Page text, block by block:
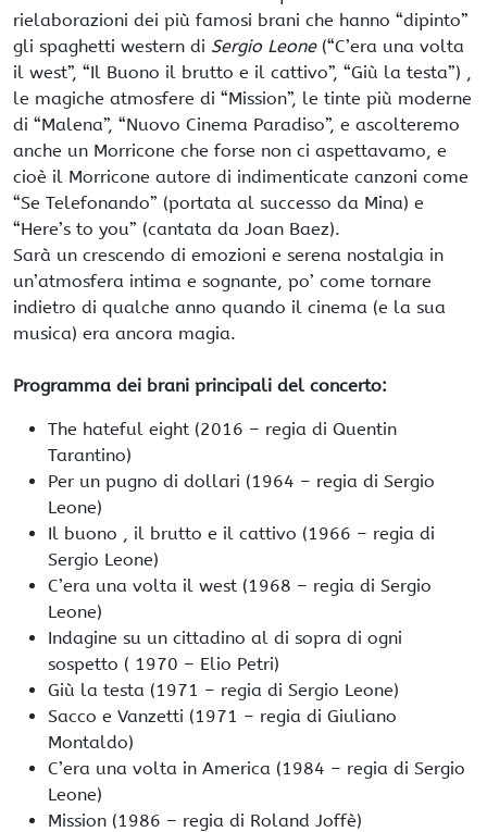
rielaborazioni dei più famosi brani che hanno “dipinto”
gli spaghetti western di Sergio Leone(“C’era una volta
il west”, “Il Buono il brutto e il cattivo”, “Giù la testa”) ,
le magiche atmosfere di “Mission”, le tinte più moderne
di “Malena”, “Nuovo Cinema Paradiso”, e ascolteremo
anche un Morricone che forse non ci aspettavamo, e
cioè il Morricone autore di indimenticate canzoni come
“Se Telefonando” (portata al successo da Mina) e
“Here’s to you” (cantata da Joan Baez).
Sarà un crescendo di emozioni e serena nostalgia in
un’atmosfera intima e sognante, po’ come tornare
indietro di qualche anno quando il cinema (e la sua
musica) era ancora magia.
Programma dei brani principali del concerto:
The hateful eight (2016 – regia di Quentin
Tarantino)
Per un pugno di dollari (1964 – regia di Sergio
Leone)
Il buono , il brutto e il cattivo (1966 – regia di
Sergio Leone)
C’era una volta il west (1968 – regia di Sergio
Leone)
Indagine su un cittadino al di sopra di ogni
sospetto ( 1970 – Elio Petri)
Giù la testa (1971 – regia di Sergio Leone)
Sacco e Vanzetti (1971 – regia di Giuliano
Montaldo)
C’era una volta in America (1984 – regia di Sergio
Leone)
Mission (1986 – regia di Roland Joffè)